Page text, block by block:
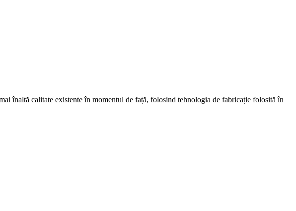
înaltă calitate existente în momentul de față, folosind tehnologia de fabricație folosită în